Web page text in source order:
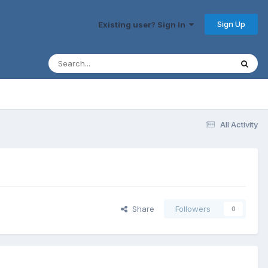
Existing user? Sign In Sign Up
All Activity
Share Followers 0